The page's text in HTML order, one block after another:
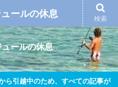
ールの休息
ら引越中のため、すべての記事が
ールの休息 検索